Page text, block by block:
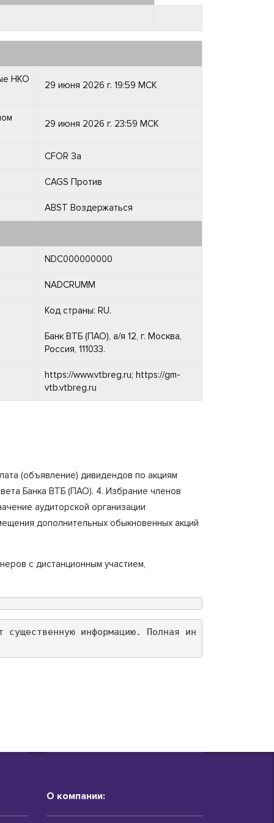
НКО
29 июня 2026 г. 19:59 МСК
29 июня 2026 г. 23:59 МСК
CFOR За
CAGS Против
ABST Воздержаться
NDC000000000
NADCRUMM
Код страны: RU.
Банк ВТБ (ПАО), а/я 12, г. Москва,
Россия, 111033.
https://www.vtbreg.ru; https://gm-
vtb.vtbreg.ru
(объявление) дивидендов по акциям
Банка ВТБ (ПАО). 4. Избрание членов
аудиторской организации
дополнительных обыкновенных акций
с дистанционным участием,
существенную информацию. Полная ин
О компании: